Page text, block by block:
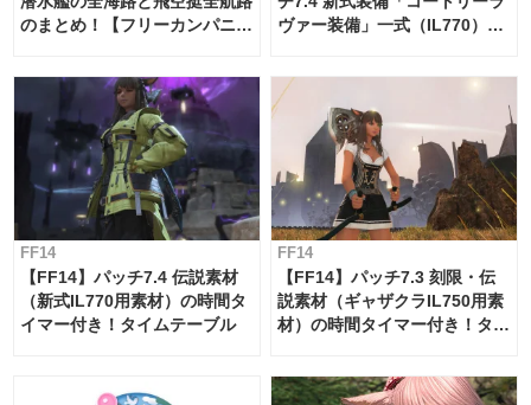
のまとめ！【フリーカンパニ
ヴァー装備」一式（IL770）の
FF14
【FF14】パッチ7.4 伝説素材
（新式IL770用素材）の時間タ
イマー付き！タイムテーブル
FF14
【FF14】パッチ7.3 刻限・伝
説素材（ギャザクラIL750用素
材）の時間タイマー付き！タイ